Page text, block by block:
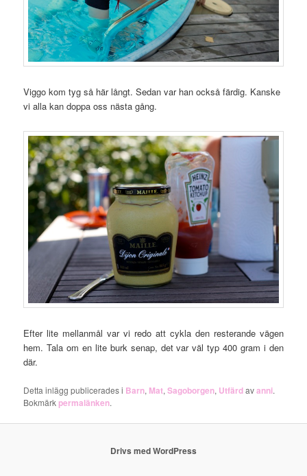
Viggo kom tyg så här långt. Sedan var han också färdig. Kanske
vi alla kan doppa oss nästa gång.
Efter lite mellanmål var vi redo att cykla den resterande vägen
hem. Tala om en lite burk senap, det var väl typ 400 gram i den
där.
Detta inlägg publicerades i Barn, Mat,Sagoborgen, Utfärdavanni.
Bokmärkpermalänken.
Drivs med WordPress